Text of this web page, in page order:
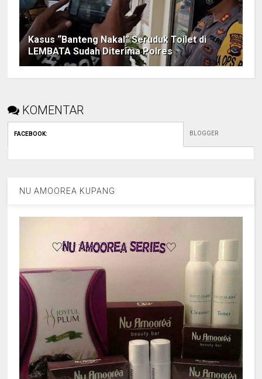
Kasus “Banteng Nakal” Seruduk Toilet di
LEMBATA Sudah Diterima Polres
KOMENTAR
FACEBOOK: BLOGGER
NU AMOOREA KUPANG